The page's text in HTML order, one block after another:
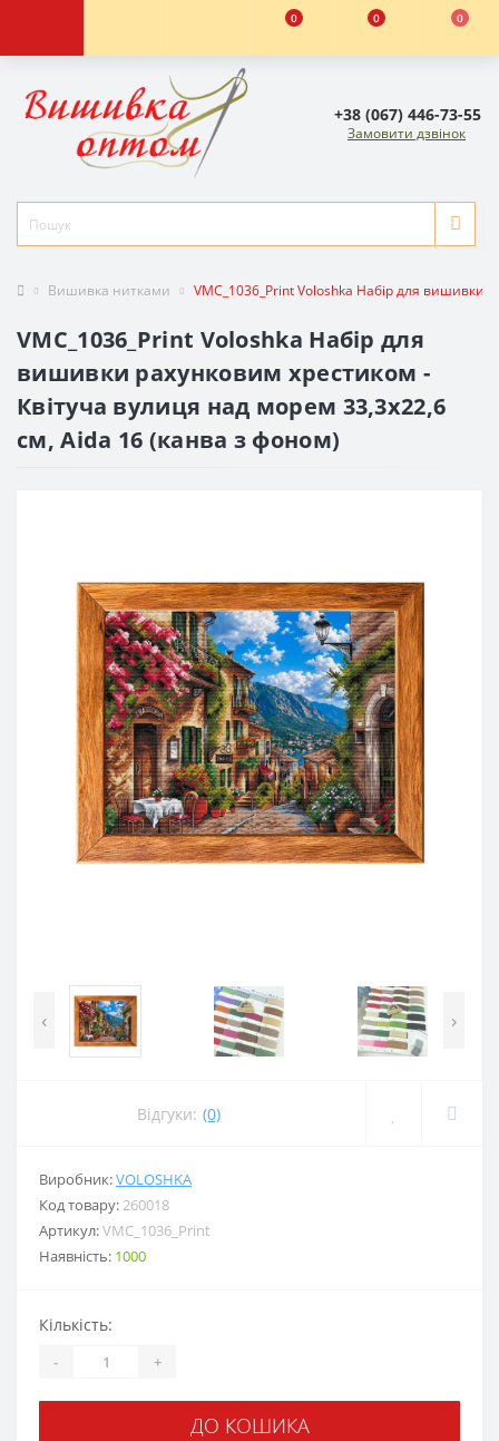
0 0 0
+38 (067) 446-73-55
Замовити дзвінок
Вишивка нитками VMC_1036_Print Voloshka Набір для вишивки
VMC_1036_Print Voloshka Набір для
вишивки рахунковим хрестиком -
Квітуча вулиця над морем 33,3x22,6
см, Aida 16 (канва з фоном)
‹ ›
Відгуки: (0)
Виробник:VOLOSHKA
Код товару:260018
Артикул:VMC_1036_Print
Наявність: 1000
Кількість:
- +
ДО КОШИКА